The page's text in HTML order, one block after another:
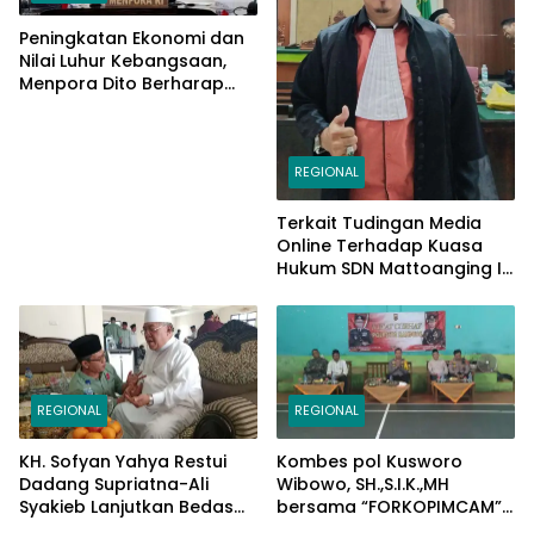
Peningkatan Ekonomi dan
Nilai Luhur Kebangsaan,
Menpora Dito Berharap
REGIONAL
Terkait Tudingan Media
Online Terhadap Kuasa
Hukum SDN Mattoanging II
Mariso, Ini Penjelasannya
REGIONAL
KH. Sofyan Yahya Restui
Dadang Supriatna-Ali
Syakieb Lanjutkan Bedas
REGIONAL
Kombes pol Kusworo
Wibowo, SH.,S.I.K.,MH
bersama “FORKOPIMCAM”